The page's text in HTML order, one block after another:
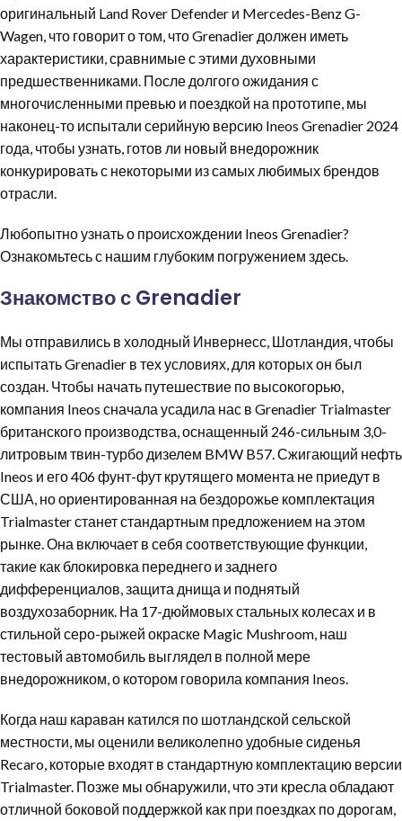
оригинальный Land Rover Defender и Mercedes-Benz G-
Wagen, что говорит о том, что Grenadier должен иметь
характеристики, сравнимые с этими духовными
предшественниками. После долгого ожидания с
многочисленными превью и поездкой на прототипе, мы
наконец-то испытали серийную версию Ineos Grenadier 2024
года, чтобы узнать, готов ли новый внедорожник
конкурировать с некоторыми из самых любимых брендов
отрасли.
Любопытно узнать о происхождении Ineos Grenadier?
Ознакомьтесь с нашим глубоким погружением здесь.
Знакомство с Grenadier
Мы отправились в холодный Инвернесс, Шотландия, чтобы
испытать Grenadier в тех условиях, для которых он был
создан. Чтобы начать путешествие по высокогорью,
компания Ineos сначала усадила нас в Grenadier Trialmaster
британского производства, оснащенный 246-сильным 3,0-
литровым твин-турбо дизелем BMW B57. Сжигающий нефть
Ineos и его 406 фунт-фут крутящего момента не приедут в
США, но ориентированная на бездорожье комплектация
Trialmaster станет стандартным предложением на этом
рынке. Она включает в себя соответствующие функции,
такие как блокировка переднего и заднего
дифференциалов, защита днища и поднятый
воздухозаборник. На 17-дюймовых стальных колесах и в
стильной серо-рыжей окраске Magic Mushroom, наш
тестовый автомобиль выглядел в полной мере
внедорожником, о котором говорила компания Ineos.
Когда наш караван катился по шотландской сельской
местности, мы оценили великолепно удобные сиденья
Recaro, которые входят в стандартную комплектацию версии
Trialmaster. Позже мы обнаружили, что эти кресла обладают
отличной боковой поддержкой как при поездках по дорогам,